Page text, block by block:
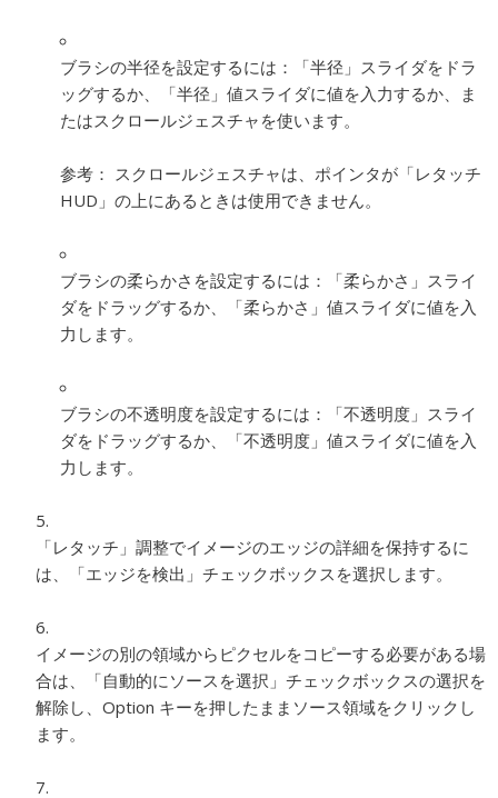
ブラシの半径を設定するには：
「半径」スライダをドラ
ッグするか、「半径」値スライダに値を入力するか、ま
たはスクロールジェスチャを使います。
参考： スクロールジェスチャは、ポインタが「レタッチ
HUD」の上にあるときは使用できません。
ブラシの柔らかさを設定するには：
「柔らかさ」スライ
ダをドラッグするか、「柔らかさ」値スライダに値を入
力します。
ブラシの不透明度を設定するには：
「不透明度」スライ
ダをドラッグするか、「不透明度」値スライダに値を入
力します。
「レタッチ」調整でイメージのエッジの詳細を保持するに
は、「エッジを検出」チェックボックスを選択します。
イメージの別の領域からピクセルをコピーする必要がある場
合は、「自動的にソースを選択」チェックボックスの選択を
解除し、Option キーを押したままソース領域をクリックし
ます。